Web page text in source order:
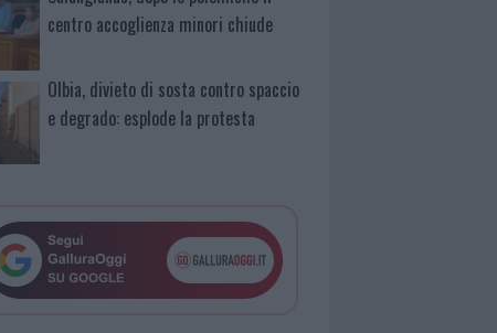
centro accoglienza minori chiude
Olbia, divieto di sosta contro spaccio
e degrado: esplode la protesta